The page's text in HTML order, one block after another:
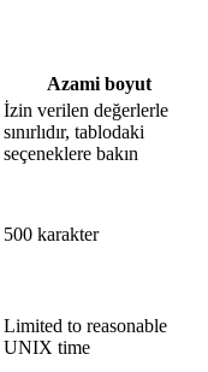
Azami boyut
İzin verilen değerlerle
sınırlıdır, tablodaki
seçeneklere bakın
500 karakter
Limited to reasonable
UNIX time